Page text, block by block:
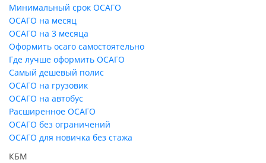
Минимальный срок ОСАГО
ОСАГО на месяц
ОСАГО на 3 месяца
Оформить осаго самостоятельно
Где лучше оформить ОСАГО
Самый дешевый полис
ОСАГО на грузовик
ОСАГО на автобус
Расширенное ОСАГО
ОСАГО без ограничений
ОСАГО для новичка без стажа
КБМ